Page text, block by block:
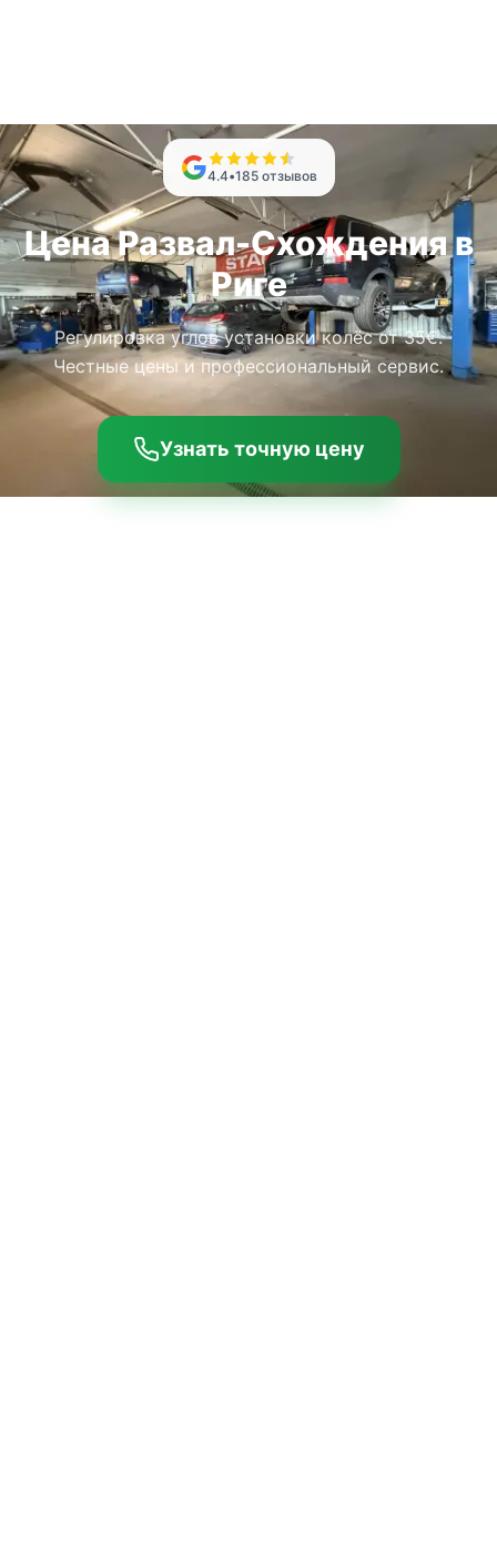
4.4•185 отзывов
Цена Развал-Схождения в
Риге
Регулировка углов установки колёс от 35€.
Честные цены и профессиональный сервис.
Узнать точную цену